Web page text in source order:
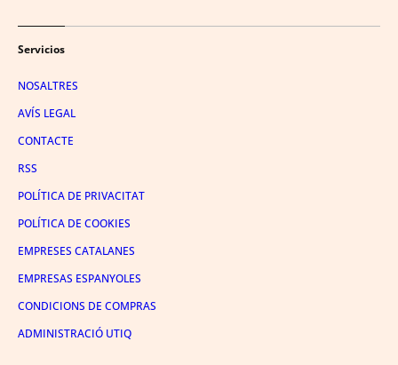
Servicios
NOSALTRES
AVÍS LEGAL
CONTACTE
RSS
POLÍTICA DE PRIVACITAT
POLÍTICA DE COOKIES
EMPRESES CATALANES
EMPRESAS ESPANYOLES
CONDICIONS DE COMPRAS
ADMINISTRACIÓ UTIQ